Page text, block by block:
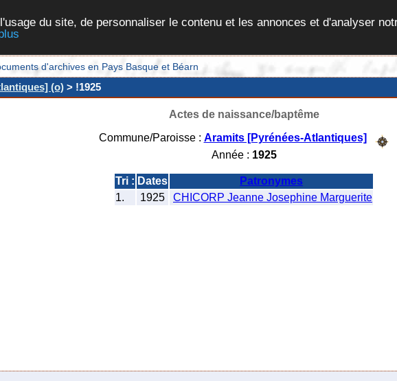
du site, de personnaliser le contenu et les annonces et d'analyser
d'archives en Pays Basque et Béarn
(o) > !1925
Actes de naissance/baptême
Commune/Paroisse : Aramits [Pyrénées-Atlantiques]
Année : 1925
Tri : Dates
Patronymes
1.
1925 CHICORP Jeanne Josephine Marguerite